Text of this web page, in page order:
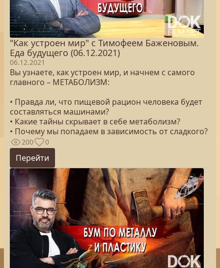
"Как устроен мир" с Тимофеем Баженовым.
Еда будущего (06.12.2021)
06.12.2021
Вы узнаете, как устроен мир, и начнем с самого
главного – МЕТАБОЛИЗМ:
• Правда ли, что пищевой рацион человека будет
составляться машинами?
• Какие тайны скрывает в себе метаболизм?
• Почему мы попадаем в зависимость от сладкого?
200 0
Перейти